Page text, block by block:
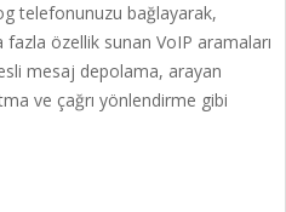
telefonunuzu bağlayarak,
özellik sunan VoIP aramaları
mesaj depolama, arayan
ve çağrı yönlendirme gibi